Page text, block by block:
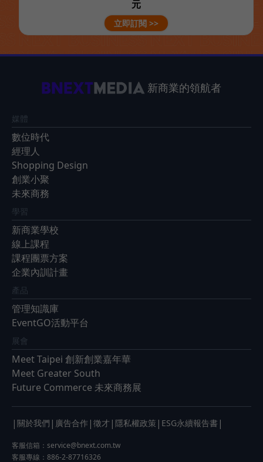
元
立即訂閱 >>
新商業的領航者
媒體
數位時代
經理人
Shopping Design
創業小聚
未來商務
學習
新商業學校
線上課程
課程團票方案
企業內訓計畫
產品
管理知識庫
EventGO活動平台
展會
Meet Taipei 創新創業嘉年華
Meet Greater South
Future Commerce 未來商務展
| 關於我們 | 廣告合作 | 徵才 | 隱私權政策 | ESG永續報告書 |
客服信箱： service@bnext.com.tw
客服專線：886-2-87716326